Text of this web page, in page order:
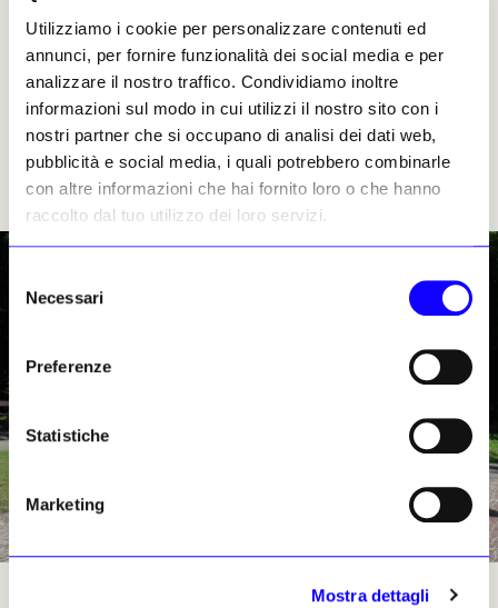
Utilizziamo i cookie per personalizzare contenuti ed
annunci, per fornire funzionalità dei social media e per
analizzare il nostro traffico. Condividiamo inoltre
informazioni sul modo in cui utilizzi il nostro sito con i
nostri partner che si occupano di analisi dei dati web,
pubblicità e social media, i quali potrebbero combinarle
con altre informazioni che hai fornito loro o che hanno
raccolto dal tuo utilizzo dei loro servizi.
delNecessari
Preferenze
Statistiche
Marketing
Mostra dettagli
controproduttivo. Assieme a tutti gli attori interessati
cerchiamo una soluzione per un’adeguata forma della
memoria».Saranno i prossimi mesi a svelare
se nel nuovo quadro politico delineato
dalle elezioni del 29 settembre, l’intervento
sul monumento a Lueger verrà derubricato
e il monumento a Sobieski rispunterà dai
cassetti.
Una fotografia del basamento già pronto dal 2013 per la statua di Jan Sobieski